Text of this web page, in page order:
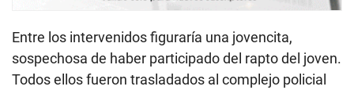
Entre los intervenidos figuraría una jovencita,
sospechosa de haber participado del rapto del joven.
Todos ellos fueron trasladados al complejo policial